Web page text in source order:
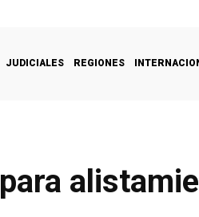
JUDICIALES REGIONES